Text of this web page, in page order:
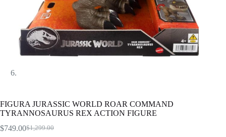
FIGURA JURASSIC WORLD ROAR COMMAND
TYRANNOSAURUS REX ACTION FIGURE
$1,299.00
El
$749.00El